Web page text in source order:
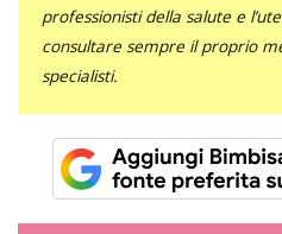
professionisti della salute e
consultare sempre il proprio
specialisti.